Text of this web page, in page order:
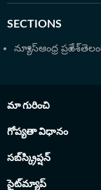
రెండుసార్లు Digi
అండ్ జర్నలిజంలో
జర్నలిజంలో వీరికి
సీ ఛానెల్ అనే
వార్తలను కూడా
SECTIONS
న్యూస్ఆంధ్ర ప్రదేశ్
మా గురించి
గోప్యతా విధానం
సబ్‌స్క్రిప్షన్
సైట్‌మ్యాప్